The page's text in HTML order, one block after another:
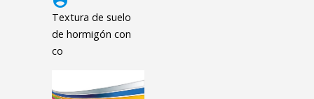
Textura de suelo
de hormigón con
co